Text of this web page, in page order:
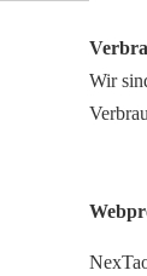
Wir